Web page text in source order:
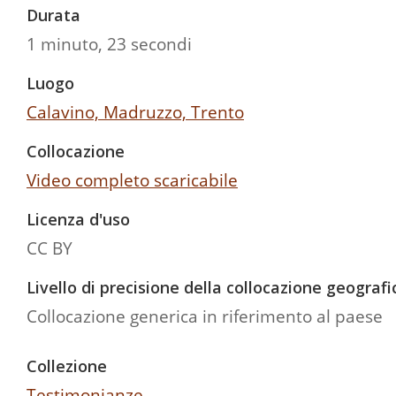
Durata
1 minuto, 23 secondi
Luogo
Calavino, Madruzzo, Trento
Collocazione
Video completo scaricabile
Licenza d'uso
CC BY
Livello di precisione della collocazione
Collocazione generica in riferimento al paese
Collezione